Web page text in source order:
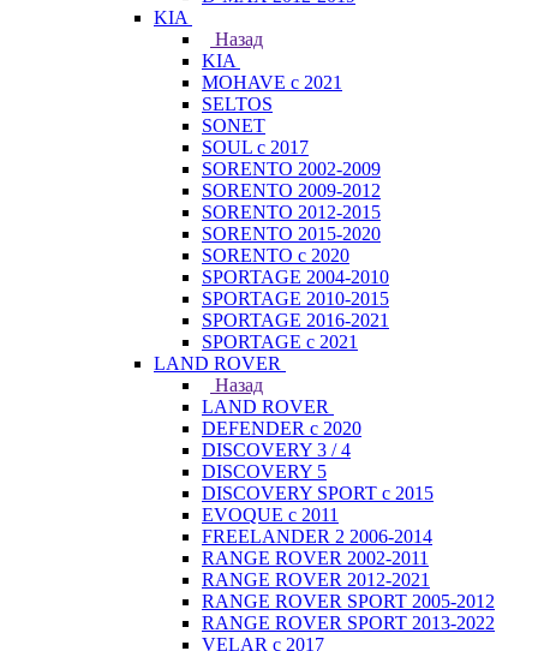
KIA
Назад
KIA
MOHAVE с 2021
SELTOS
SONET
SOUL с 2017
SORENTO 2002-2009
SORENTO 2009-2012
SORENTO 2012-2015
SORENTO 2015-2020
SORENTO с 2020
SPORTAGE 2004-2010
SPORTAGE 2010-2015
SPORTAGE 2016-2021
SPORTAGE с 2021
LAND ROVER
Назад
LAND ROVER
DEFENDER с 2020
DISCOVERY 3 / 4
DISCOVERY 5
DISCOVERY SPORT с 2015
EVOQUE с 2011
FREELANDER 2 2006-2014
RANGE ROVER 2002-2011
RANGE ROVER 2012-2021
RANGE ROVER SPORT 2005-2012
RANGE ROVER SPORT 2013-2022
VELAR с 2017